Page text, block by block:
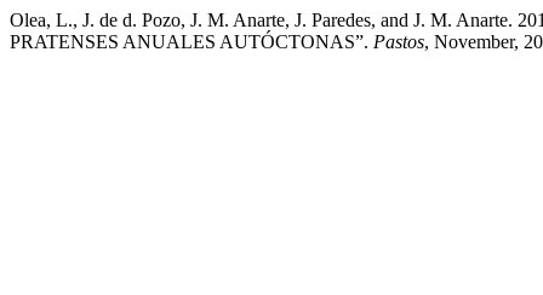
Olea, L., J. de d. Pozo, J. M. Anarte, J. Paredes, and J. M.
PRATENSES ANUALES AUTÓCTONAS”. Pastos, November,